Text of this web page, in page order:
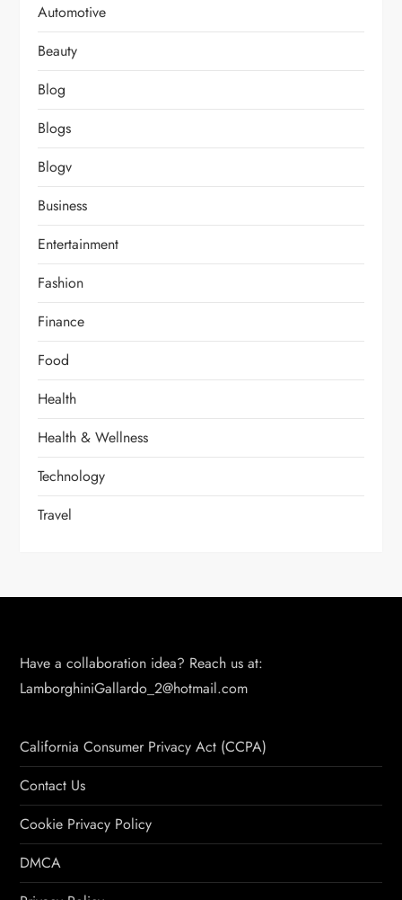
Automotive
Beauty
Blog
Blogs
Blogv
Business
Entertainment
Fashion
Finance
Food
Health
Health & Wellness
Technology
Travel
Have a collaboration idea? Reach us at:
LamborghiniGallardo_2@hotmail.com
California Consumer Privacy Act (CCPA)
Contact Us
Cookie Privacy Policy
DMCA